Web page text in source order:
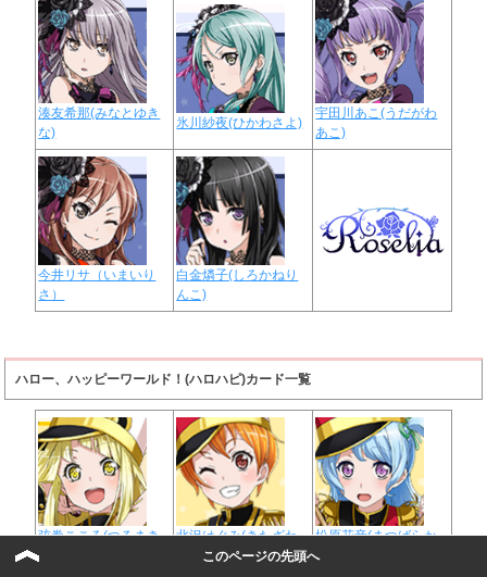
湊友希那(みなとゆき
な)
氷川紗夜(ひかわさよ)
宇田川あこ(うだがわ
あこ)
今井リサ（いまいり
さ）
白金燐子(しろかねり
んこ)
ハロー、ハッピーワールド！(ハロハピ)カード一覧
弦巻こころ(つるまき
こころ)
北沢はぐみ(きたざわ
はぐみ)
松原花音(まつばらか
のん)
このページの先頭へ